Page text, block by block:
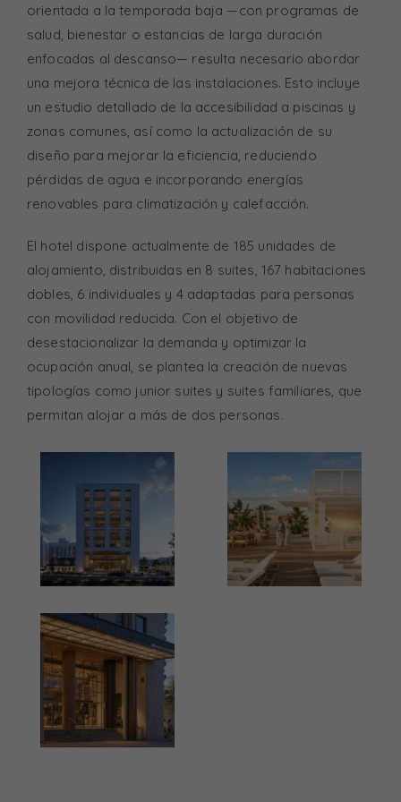
orientada a la temporada baja —con programas de
salud, bienestar o estancias de larga duración
enfocadas al descanso— resulta necesario abordar
una mejora técnica de las instalaciones. Esto incluye
un estudio detallado de la accesibilidad a piscinas y
zonas comunes, así como la actualización de su
diseño para mejorar la eficiencia, reduciendo
pérdidas de agua e incorporando energías
renovables para climatización y calefacción.
El hotel dispone actualmente de 185 unidades de
alojamiento, distribuidas en 8 suites, 167 habitaciones
dobles, 6 individuales y 4 adaptadas para personas
con movilidad reducida. Con el objetivo de
desestacionalizar la demanda y optimizar la
ocupación anual, se plantea la creación de nuevas
tipologías como junior suites y suites familiares, que
permitan alojar a más de dos personas.